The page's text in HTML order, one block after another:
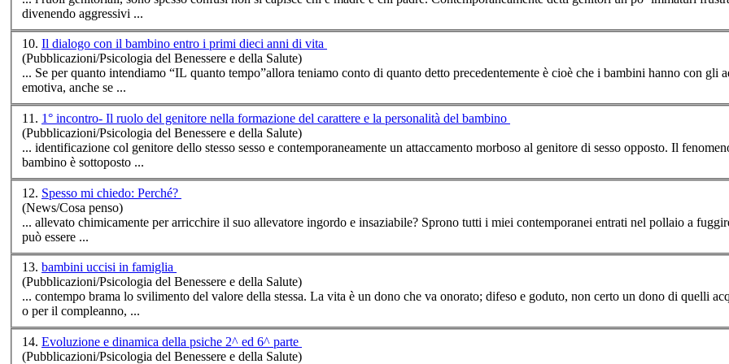
divenendo aggressivi ...
10. Il dialogo con il bambino entro i primi dieci anni di vita
(Pubblicazioni/Psicologia del Benessere e della Salute)
... Se per quanto intendiamo “IL quanto tempo”allora teniamo conto di quanto detto precedentemente è cioè che i bambini hanno con gli
emotiva, anche se ...
11.
1° incontro- Il ruolo del genitore nella formazione del carattere e la personalità del bambino
(Pubblicazioni/Psicologia del Benessere e della Salute)
... identificazione col genitore dello stesso sesso e contemporaneamente un attaccamento morboso al genitore di sesso opposto. Il fenomeno della identificazione si realizza in quanto il
bambino è sottoposto ...
12. Spesso mi chiedo: Perché?
(News/Cosa penso)
... allevato chimicamente per arricchire il suo allevatore ingordo e insaziabile? Sprono tutti i miei contemporanei entrati nel pollaio a
può essere ...
13. bambini uccisi in famiglia
(Pubblicazioni/Psicologia del Benessere e della Salute)
... contempo brama lo svilimento del valore della stessa. La vita è un dono che va onorato; difeso e goduto, non certo un dono di quelli acquistati di corsa all’ultimo momento per la Befana
o per il compleanno, ...
14.
Evoluzione e dinamica della psiche 2^ ed 6^ parte
(Pubblicazioni/Psicologia del Benessere e della Salute)